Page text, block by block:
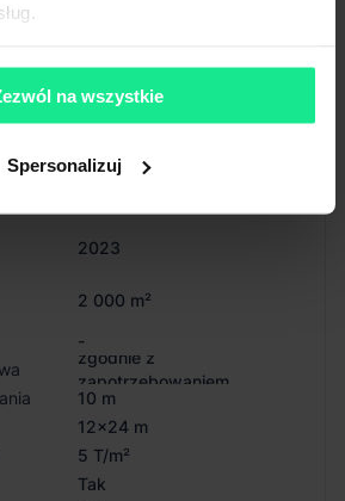
na wszystkie
Spersonalizuj
W budowie
2023
2 000 m²
-
zgodnie z
zapotrzebowaniem
10 m
12x24 m
5 T/m²
Tak